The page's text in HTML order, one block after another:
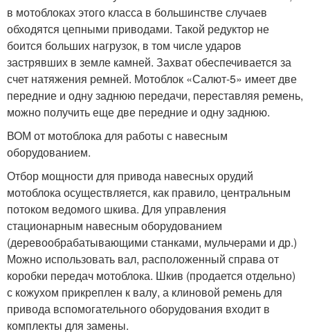
в мотоблоках этого класса в большинстве случаев
обходятся цепными приводами. Такой редуктор не
боится больших нагрузок, в том числе ударов
застрявших в земле камней. Захват обеспечивается за
счет натяжения ремней. Мотоблок «Салют-5» имеет две
передние и одну заднюю передачи, переставляя ремень,
можно получить еще две передние и одну заднюю.
ВОМ от мотоблока для работы с навесным
оборудованием.
Отбор мощности для привода навесных орудий
мотоблока осуществляется, как правило, центральным
потоком ведомого шкива. Для управления
стационарным навесным оборудованием
(деревообрабатывающими станками, мульчерами и др.)
Можно использовать вал, расположенный справа от
коробки передач мотоблока. Шкив (продается отдельно)
с кожухом прикреплен к валу, а клиновой ремень для
привода вспомогательного оборудования входит в
комплекты для замены.